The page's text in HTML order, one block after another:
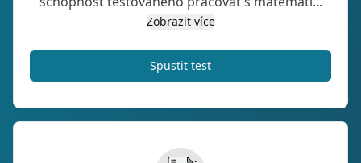
Zobrazit více
Spustit test